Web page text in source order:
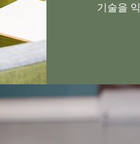
기술을